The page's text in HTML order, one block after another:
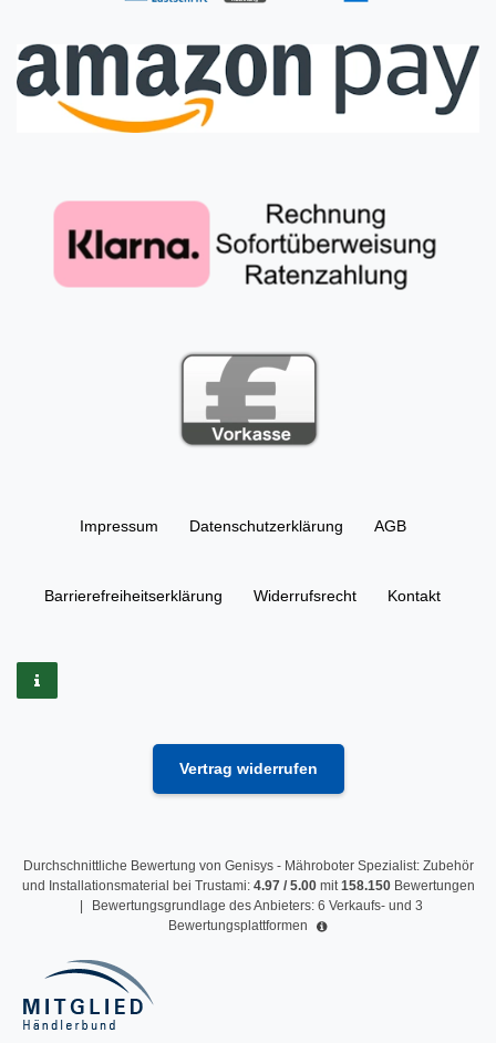
Impressum Daten­schutz­erklärung AGB
Barrierefreiheitserklärung Widerrufs­recht Kontakt
Vertrag widerrufen
Durchschnittliche Bewertung von Genisys - Mähroboter Spezialist: Zubehör
und Installationsmaterial bei Trustami: 4.97/ 5.00mit158.150 Bewertungen
Bewertungsgrundlage des Anbieters: 6 Verkaufs- und 3
Bewertungsplattformen